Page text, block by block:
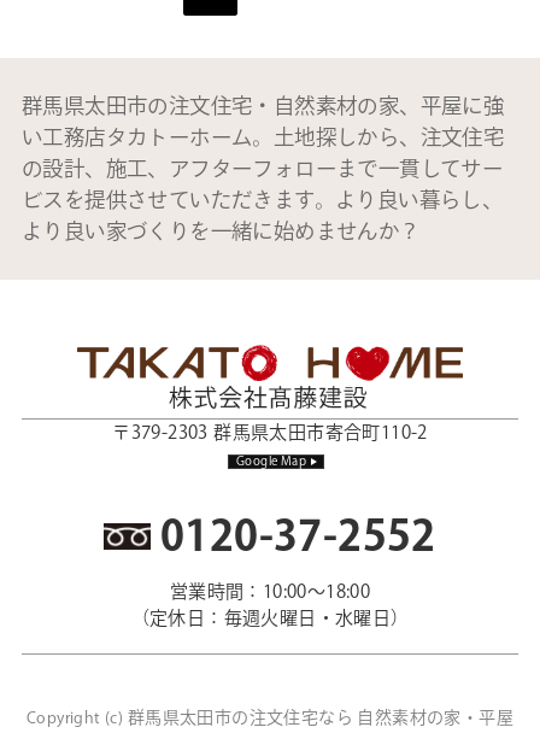
群馬県太田市の注文住宅・自然素材の家、平屋に強
い工務店タカトーホーム。土地探しから、注文住宅
の設計、施工、アフターフォローまで一貫してサー
ビスを提供させていただきます。より良い暮らし、
より良い家づくりを一緒に始めませんか？
〒379-2303 群馬県太田市寄合町110-2
Google Map
0120-37-2552
営業時間：10:00～18:00
（定休日：毎週火曜日・水曜日）
Copyright (c) 群馬県太田市の注文住宅なら 自然素材の家・平屋